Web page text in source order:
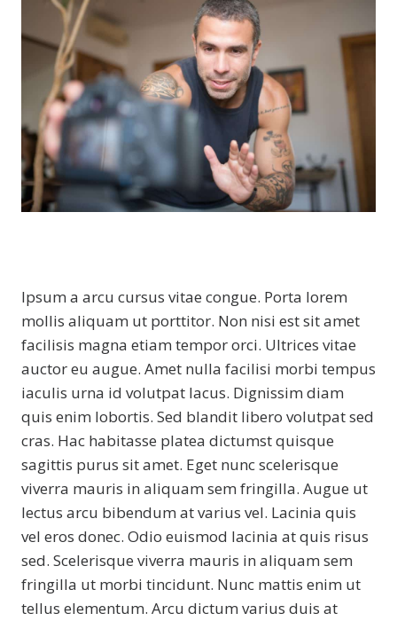
Ipsum a arcu cursus vitae congue. Porta lorem
mollis aliquam ut porttitor. Non nisi est sit amet
facilisis magna etiam tempor orci. Ultrices vitae
auctor eu augue. Amet nulla facilisi morbi tempus
iaculis urna id volutpat lacus. Dignissim diam
quis enim lobortis. Sed blandit libero volutpat sed
cras. Hac habitasse platea dictumst quisque
sagittis purus sit amet. Eget nunc scelerisque
viverra mauris in aliquam sem fringilla. Augue ut
lectus arcu bibendum at varius vel. Lacinia quis
vel eros donec. Odio euismod lacinia at quis risus
sed. Scelerisque viverra mauris in aliquam sem
fringilla ut morbi tincidunt. Nunc mattis enim ut
tellus elementum. Arcu dictum varius duis at